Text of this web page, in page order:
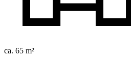
ca. 65 m²